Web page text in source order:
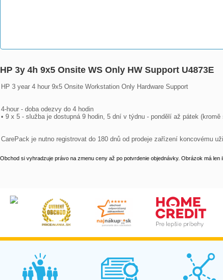
HP 3y 4h 9x5 Onsite WS Only HW Support U4873E
HP 3 year 4 hour 9x5 Onsite Workstation Only Hardware Support
4-hour - doba odezvy do 4 hodin
• 9 x 5 - služba je dostupná 9 hodin, 5 dní v týdnu - pondělí až pátek
CarePack je nutno registrovat do 180 dnů od prodeje zařízení koncovému
Obchod si vyhradzuje právo na zmenu ceny až po potvrdenie objednávky. Obrázok má len